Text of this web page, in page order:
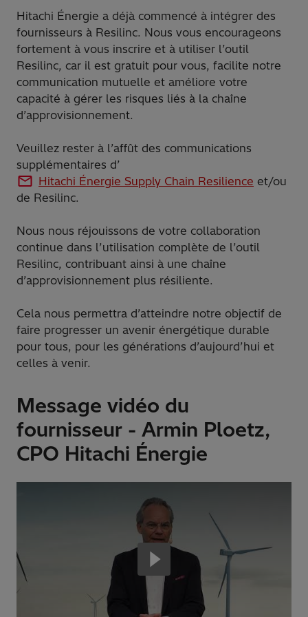
Hitachi Énergie a déjà commencé à intégrer des
fournisseurs à Resilinc. Nous vous encourageons
fortement à vous inscrire et à utiliser l’outil
Resilinc, car il est gratuit pour vous, facilite notre
communication mutuelle et améliore votre
capacité à gérer les risques liés à la chaîne
d’approvisionnement.
Veuillez rester à l’affût des communications
supplémentaires d’
Hitachi Énergie Supply Chain Resilience et/ou
de Resilinc.
Nous nous réjouissons de votre collaboration
continue dans l’utilisation complète de l’outil
Resilinc, contribuant ainsi à une chaîne
d’approvisionnement plus résiliente.
Cela nous permettra d’atteindre notre objectif de
faire progresser un avenir énergétique durable
pour tous, pour les générations d’aujourd’hui et
celles à venir.
Message vidéo du
fournisseur - Armin Ploetz,
CPO Hitachi Énergie